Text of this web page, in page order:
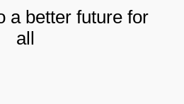
a better future for
all